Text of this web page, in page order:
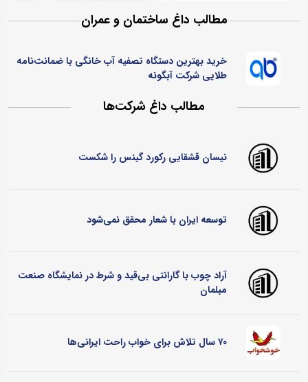
مطالب داغ ساختمان و عمران
خرید بهترین دستگاه تصفیه آب خانگی با ضمانت‌نامه
طلایی شرکت آبگونه
مطالب داغ شرکت‌ها
نیسان قشقایی رکورد گینس را شکست
توسعه ایران با شعار محقق نمی‌شود
آراد چوب با گارانتی بی‌قید و شرط در نمایشگاه صنعت
مبلمان
۷۰ سال تلاش برای خواب راحت ایرانی‌ها